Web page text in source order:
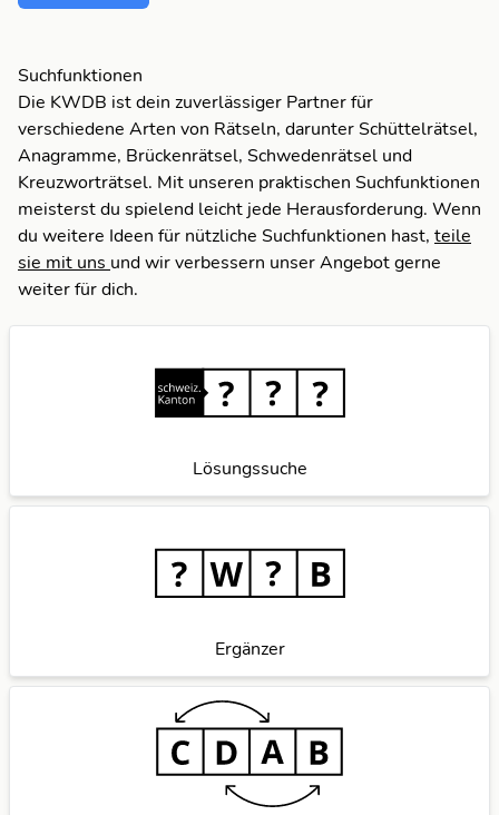
H
S
U
U
Suchfunktionen
Die KWDB ist dein zuverlässiger Partner für
verschiedene Arten von Rätseln, darunter Schüttelrätsel,
Anagramme, Brückenrätsel, Schwedenrätsel und
Kreuzworträtsel. Mit unseren praktischen Suchfunktionen
meisterst du spielend leicht jede Herausforderung. Wenn
du weitere Ideen für nützliche Suchfunktionen hast, teile
sie mit uns und wir verbessern unser Angebot gerne
weiter für dich.
Lösungssuche
Ergänzer